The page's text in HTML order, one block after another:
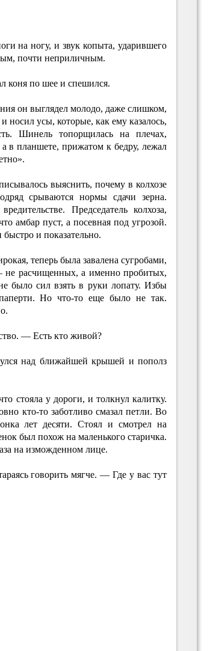
на ногу, и звук копыта, ударившего
почти неприличным.
коня по шее и спешился.
он выглядел молодо, даже слишком,
носил усы, которые, как ему казалось,
Шинель топорщилась на плечах,
в планшете, прижатом к бедру, лежал
выяснить, почему в колхозе
срываются нормы сдачи зерна.
Председатель колхоза,
амбар пуст, а посевная под угрозой.
и показательно.
теперь была завалена сугробами,
расчищенных, а именно пробитых,
было сил взять в руки лопату. Избы
Но что-то еще было не так.
— Есть кто живой?
над ближайшей крышей и пополз
стояла у дороги, и толкнул калитку.
кто-то заботливо смазал петли. Во
лет десяти. Стоял и смотрел на
был похож на маленького старичка.
на изможденном лице.
говорить мягче. — Где у вас тут